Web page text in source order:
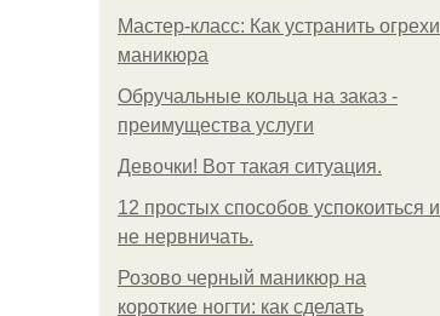
Мастер-класс: Как устранить огрехи
маникюра
Обручальные кольца на заказ -
преимущества услуги
Девочки! Вот такая ситуация.
12 простых способов успокоиться и
не нервничать.
Розово черный маникюр на
короткие ногти: как сделать